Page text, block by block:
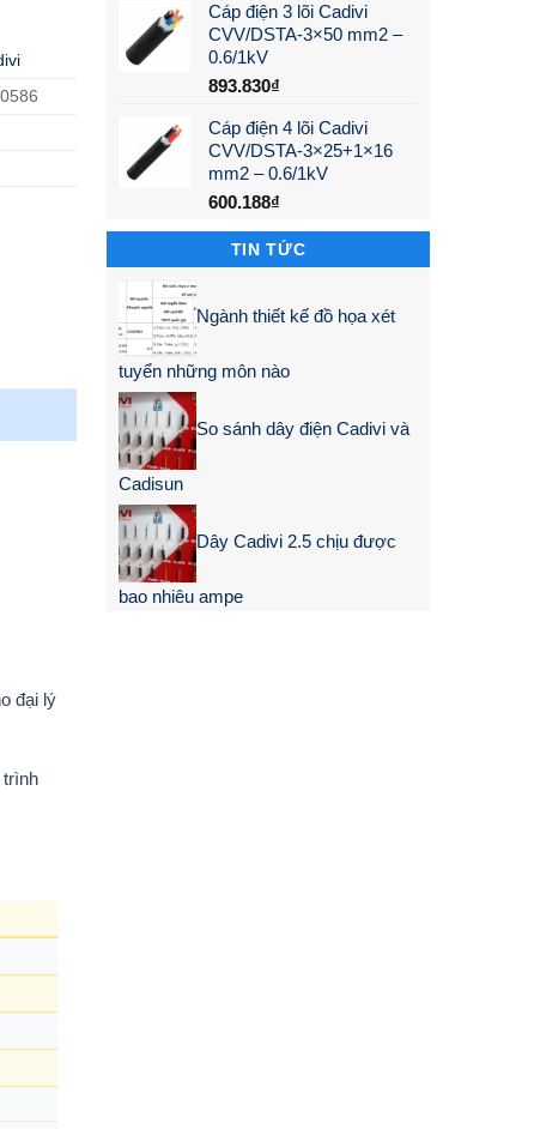
Cáp điện 3 lõi Cadivi
CVV/DSTA-3×50 mm2 –
0.6/1kV
893.830₫
Cáp điện 4 lõi Cadivi
CVV/DSTA-3×25+1×16
mm2 – 0.6/1kV
600.188₫
TIN TỨC
Ngành thiết kế đồ họa xét
tuyển những môn nào
So sánh dây điện Cadivi và
Cadisun
Dây Cadivi 2.5 chịu được
bao nhiêu ampe
đại lý